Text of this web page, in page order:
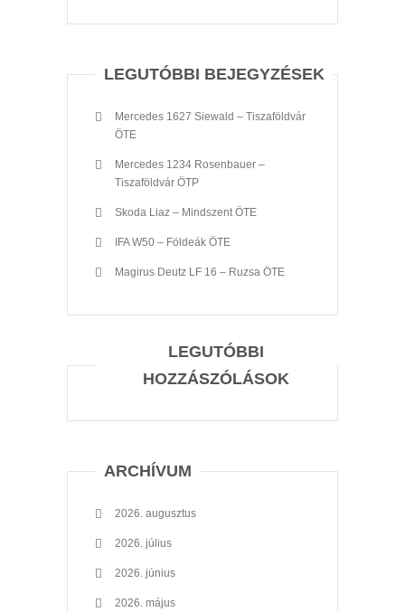
LEGUTÓBBI BEJEGYZÉSEK
Mercedes 1627 Siewald – Tiszaföldvár
ÖTE
Mercedes 1234 Rosenbauer –
Tiszaföldvár ÖTP
Skoda Liaz – Mindszent ÖTE
IFA W50 – Földeák ÖTE
Magirus Deutz LF 16 – Ruzsa ÖTE
LEGUTÓBBI
HOZZÁSZÓLÁSOK
ARCHÍVUM
2026. augusztus
2026. július
2026. június
2026. május